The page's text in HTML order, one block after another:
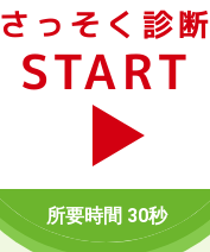
さっそく診断
START